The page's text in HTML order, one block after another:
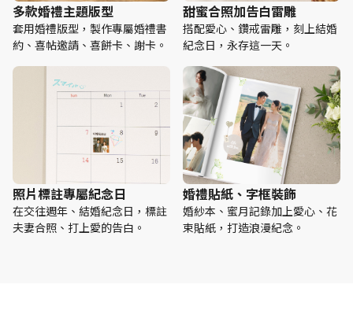
多款婚禮主題版型
套用婚禮版型，製作專屬婚禮書
約、喜帖邀請、喜餅卡、謝卡。
甜蜜合照加告白雷雕
搭配愛心、鑽戒雷雕，刻上結婚
紀念日，永存這一天。
照片標註專屬紀念日
在交往週年、結婚紀念日，標註
夫妻合照、打上愛的告白。
婚禮貼紙、字框裝飾
婚紗本、蜜月記錄加上愛心、花
束貼紙，打造浪漫紀念。